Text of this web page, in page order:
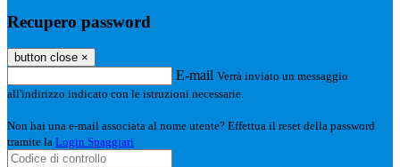
Recupero password
button close ×
E-mail Verrà inviato un messaggio
all'indirizzo indicato con le istruzioni necessarie.
Non hai una e-mail associata al nome utente? Effettua il reset della password
tramite la Login Spaggiari